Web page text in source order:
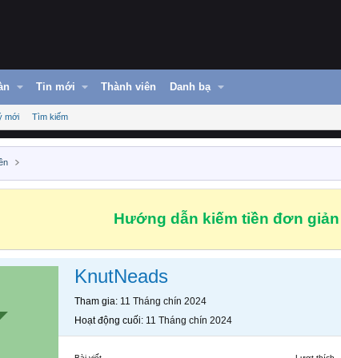
Tin mới Thành viên Danh bạ
mới Tìm kiếm
Hướng dẫn kiếm tiền đơn
KnutNeads
Tham gia 11 Tháng chín 2024
Hoạt động cuối 11 Tháng chín 2024